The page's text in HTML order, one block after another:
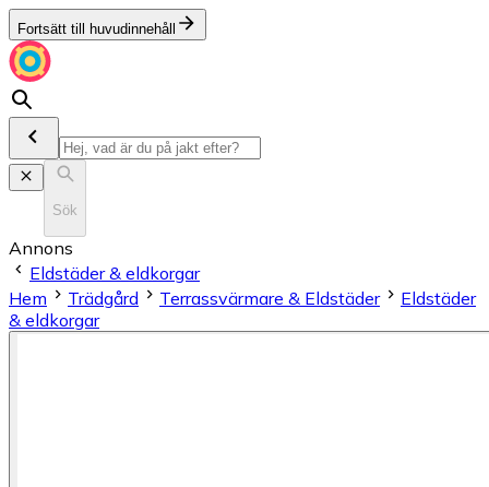
Fortsätt till huvudinnehåll
Sök
Annons
Eldstäder & eldkorgar
Hem
Trädgård Terrassvärmare & Eldstäder
Eldstäder
& eldkorgar